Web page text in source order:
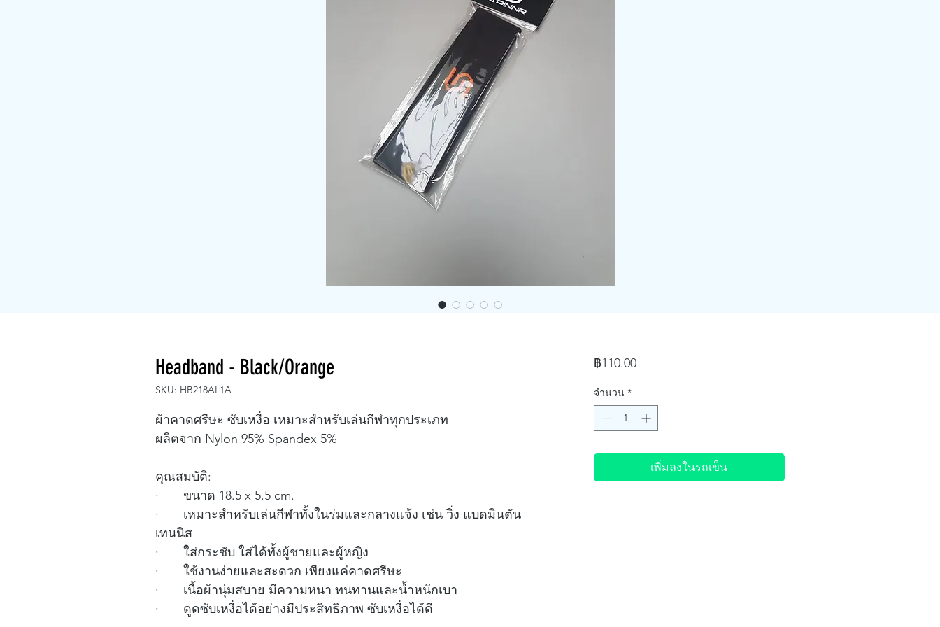
Headband - Black/Orange
SKU: HB218AL1A
ผ้าคาดศรีษะ ซับเหงื่อ เหมาะสำหรับเล่นกีฬาทุกประเภท
ผลิตจาก Nylon 95% Spandex 5%
คุณสมบัติ:
· ขนาด 18.5 x 5.5 cm.
· เหมาะสำหรับเล่นกีฬาทั้งในร่มและกลางแจ้ง เช่น วิ่ง แบดมินตัน
เทนนิส
· ใส่กระชับ ใส่ได้ทั้งผู้ชายและผู้หญิง
· ใช้งานง่ายและสะดวก เพียงแค่คาดศรีษะ
· เนื้อผ้านุ่มสบาย มีความหนา ทนทานและน้ำหนักเบา
· ดูดซับเหงื่อได้อย่างมีประสิทธิภาพ ซับเหงื่อได้ดี
฿110.00ราคา
จำนวน *
เพิ่มลงในรถเข็น